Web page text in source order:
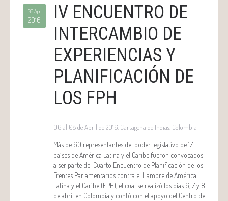
06 Apr
2016
IV ENCUENTRO DE
INTERCAMBIO DE
EXPERIENCIAS Y
PLANIFICACIÓN DE
LOS FPH
06 al 08 de April de 2016. Cartagena de Indias, Colombia
Más de 60 representantes del poder legislativo de 17
países de América Latina y el Caribe fueron convocados
a ser parte del Cuarto Encuentro de Planificación de los
Frentes Parlamentarios contra el Hambre de América
Latina y el Caribe (FPH), el cual se realizó los días 6, 7 y 8
de abril en Colombia y contó con el apoyo del Centro de